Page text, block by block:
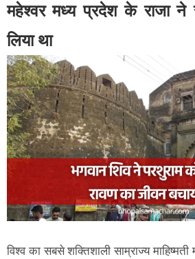
महेश्वर मध्य प्रदेश के राजा ने
लिया था
विश्व का सबसे शक्तिशाली साम्राज्य